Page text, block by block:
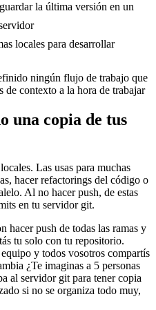
la última versión en un
locales para desarrollar
ningún flujo de trabajo que
de contexto a la hora de trabajar
una copia de tus
Las usas para muchas
hacer refactorings del código o
Al no hacer push, de estas
en tu servidor git.
hacer push de todas las ramas y
tu solo con tu repositorio.
y todos vosotros compartís
¿Te imaginas a 5 personas
al servidor git para tener copia
si no se organiza todo muy,